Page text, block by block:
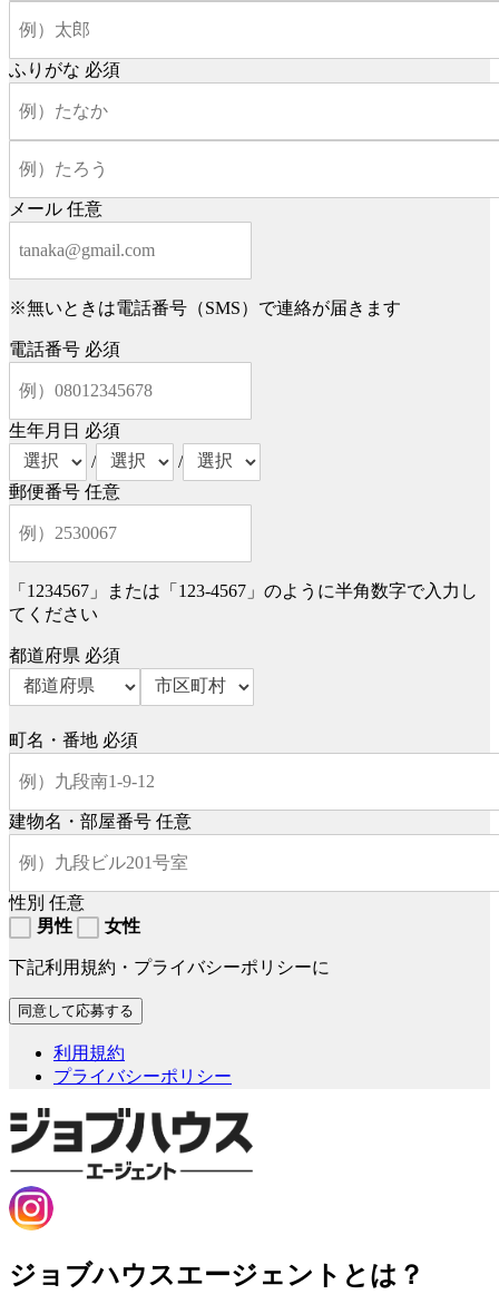
ふりがな 必須
メール 任意
※無いときは電話番号（SMS）で連絡が届きます
電話番号 必須
生年月日 必須
/
/
郵便番号 任意
「1234567」または「123-4567」のように半角数字で入力し
てください
都道府県 必須
町名・番地 必須
建物名・部屋番号 任意
性別 任意
男性
女性
下記利用規約・プライバシーポリシーに
利用規約
プライバシーポリシー
ジョブハウスエージェントとは？